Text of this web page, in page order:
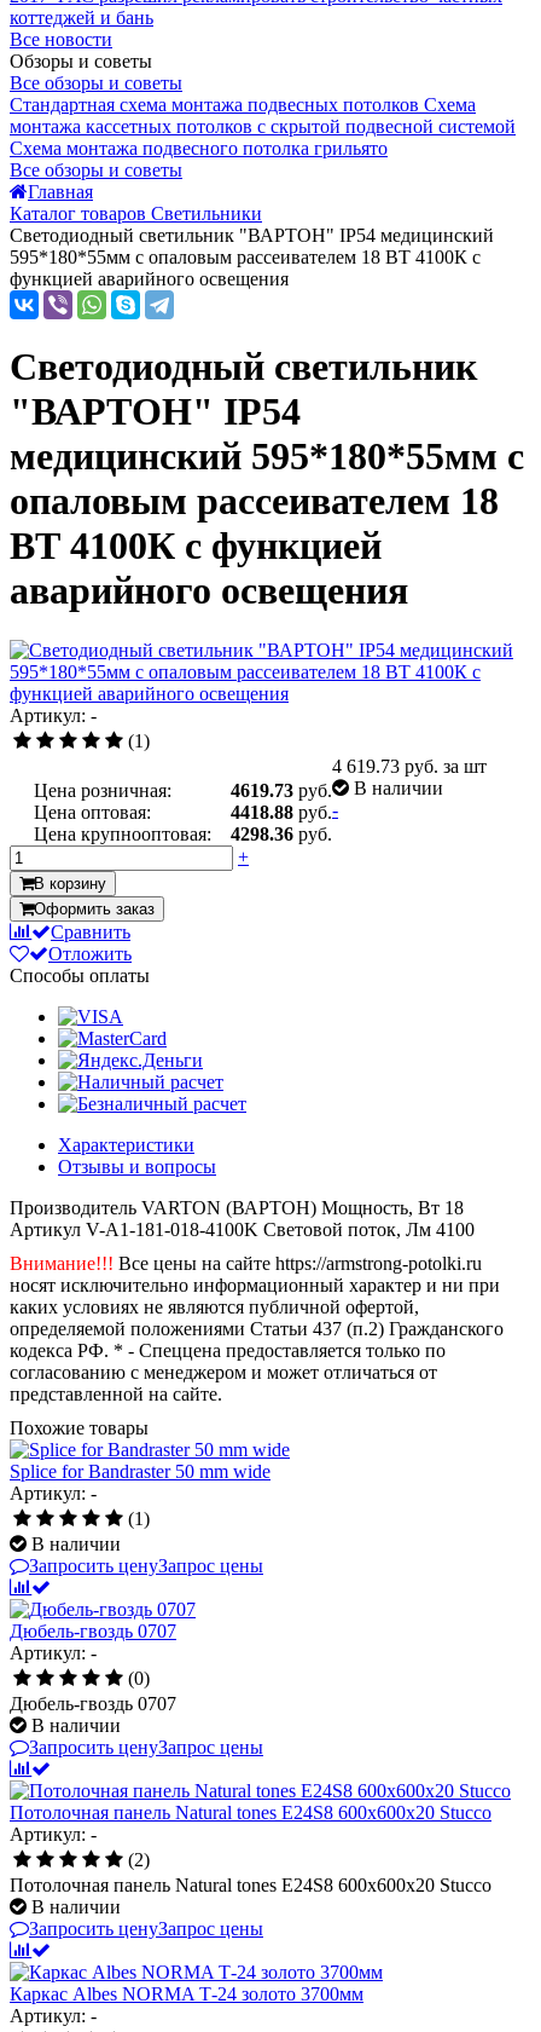
коттеджей и бань
Все новости
Обзоры и советы
Все обзоры и советы
Стандартная схема монтажа подвесных потолков Схема
монтажа кассетных потолков с скрытой подвесной системой
Схема монтажа подвесного потолка грильято
Все обзоры и советы
Главная
Каталог товаров Светильники
Светодиодный светильник "ВАРТОН" IP54 медицинский
595*180*55мм с опаловым рассеивателем 18 ВТ 4100К с
функцией аварийного освещения
Светодиодный светильник
"ВАРТОН" IP54
медицинский 595*180*55мм с
опаловым рассеивателем 18
ВТ 4100К с функцией
аварийного освещения
Артикул: -
(1)
Цена розничная: 4619.73 руб.
Цена оптовая:
4418.88 руб.
Цена крупнооптовая:
4298.36 руб.
4 619.73 руб. за шт
В наличии
-
+
В корзину
Оформить заказ
Сравнить
Отложить
Способы оплаты
Характеристики
Отзывы и вопросы
Производитель VARTON (ВАРТОН) Мощность, Вт 18
Артикул V-A1-181-018-4100K Световой поток, Лм 4100
Внимание!!! Все цены на сайте https://armstrong-potolki.ru
носят исключительно информационный характер и ни при
каких условиях не являются публичной офертой,
определяемой положениями Статьи 437 (п.2) Гражданского
кодекса РФ. * - Спеццена предоставляется только по
согласованию с менеджером и может отличаться от
представленной на сайте.
Похожие товары
Splice for Bandraster 50 mm wide
Артикул: -
(1)
В наличии
Запросить ценуЗапрос цены
Дюбель-гвоздь 0707
Артикул: -
(0)
Дюбель-гвоздь 0707
В наличии
Запросить ценуЗапрос цены
Потолочная панель Natural tones E24S8 600x600x20 Stucco
Артикул: -
(2)
Потолочная панель Natural tones E24S8 600x600x20 Stucco
В наличии
Запросить ценуЗапрос цены
Каркас Albes NORMA Т-24 золото 3700мм
Артикул: -